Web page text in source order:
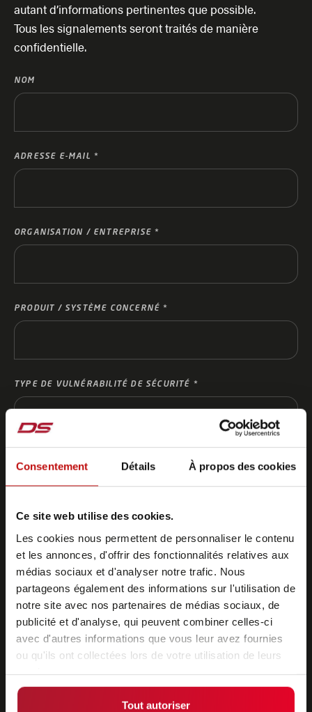
Consentement Détails À propos des cookies
Ce site web utilise des cookies.
Les cookies nous permettent de personnaliser le contenu
et les annonces, d'offrir des fonctionnalités relatives aux
médias sociaux et d'analyser notre trafic. Nous
partageons également des informations sur l'utilisation de
notre site avec nos partenaires de médias sociaux, de
publicité et d'analyse, qui peuvent combiner celles-ci
avec d'autres informations que vous leur avez fournies
ou qu'ils ont collectées lors de votre utilisation de leurs
Tout autoriser
autant d’informations pertinentes que possible.
Tous les signalements seront traités de manière
confidentielle.
NOM
ADRESSE E-MAIL
ORGANISATION / ENTREPRISE
PRODUIT / SYSTÈME CONCERNÉ
TYPE DE VULNÉRABILITÉ DE SÉCURITÉ
DESCRIPTION DE LA VULNÉRABILITÉ DE SÉCURITÉ
ÉTAPES DE REPRODUCTION